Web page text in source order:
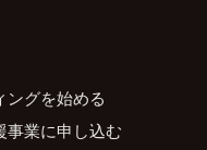
グを始める
事業に申し込む